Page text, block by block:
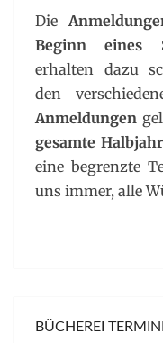
Die
Beginn eines
erhalten dazu
den
Anmeldungen
gesamte Halbjahr
eine begrenzte
uns immer, alle
BÜCHEREI